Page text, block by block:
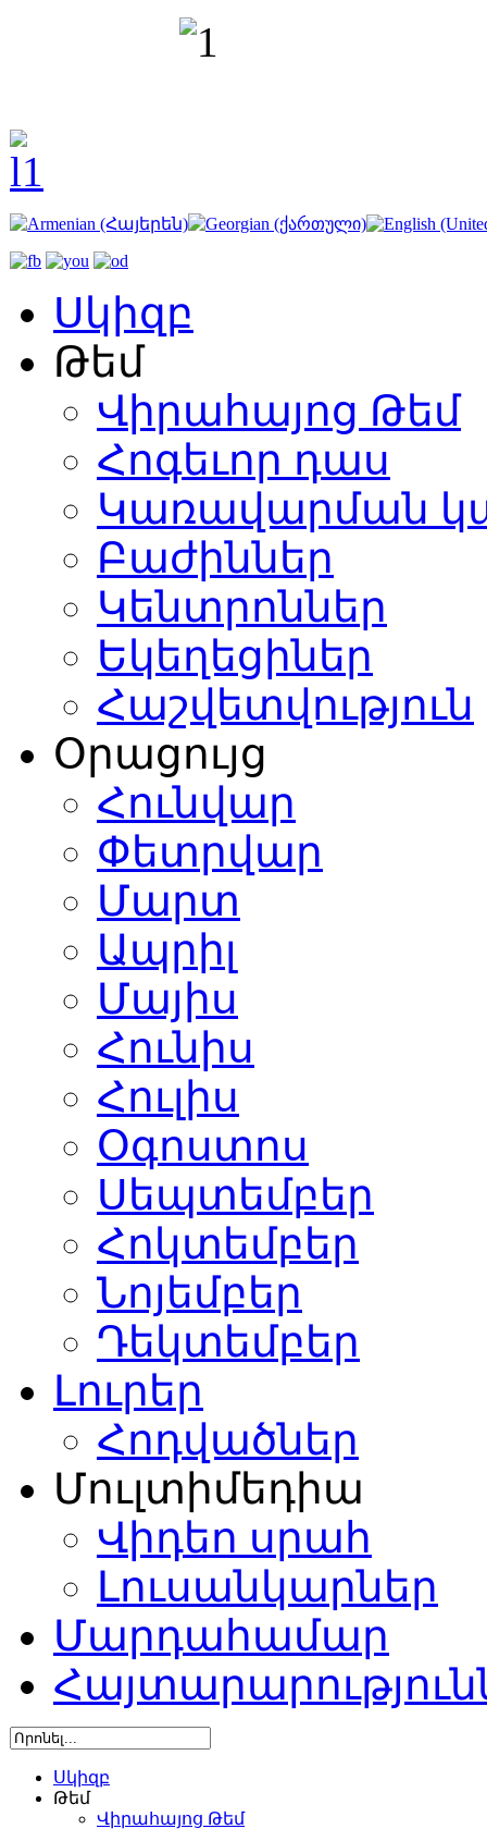
Սկիզբ
Թեմ
Վիրահայոց Թեմ
Հոգեւոր դաս
Կառավարման
Բաժիններ
Կենտրոններ
Եկեղեցիներ
Հաշվետվություն
Օրացույց
Հունվար
Փետրվար
Մարտ
Ապրիլ
Մայիս
Հունիս
Հուլիս
Օգոստոս
Սեպտեմբեր
Հոկտեմբեր
Նոյեմբեր
Դեկտեմբեր
Լուրեր
Հոդվածներ
Մուլտիմեդիա
Վիդեո սրահ
Լուսանկարներ
Մարդահամար
Սկիզբ
Թեմ
Վիրահայոց Թեմ